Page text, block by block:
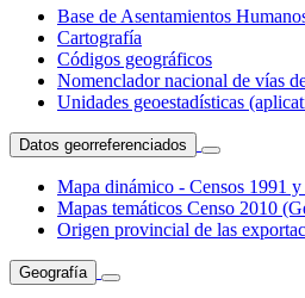
Base de Asentamientos
Cartografía
Códigos geográficos
Nomenclador nacional de vías
Unidades geoestadísticas
Datos georreferenciados
Mapa dinámico - Censos 1991 y
Mapas temáticos Censo 2010
Origen provincial de las
Geografía